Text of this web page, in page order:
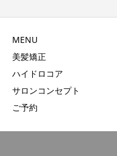
MENU
美髪矯正
ハイドロコア
サロンコンセプト
ご予約